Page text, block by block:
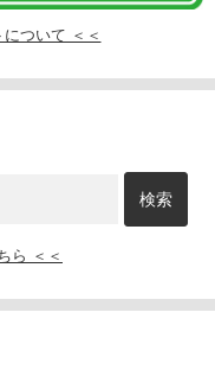
ついて ＜＜
ら ＜＜